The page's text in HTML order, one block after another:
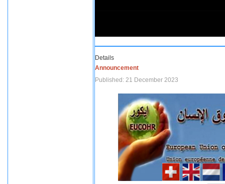
Details
Announcement
Published: 21 December 2023